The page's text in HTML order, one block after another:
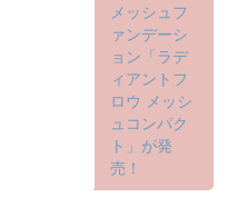
メッシュフ
ァンデーシ
ョン「ラデ
ィアントフ
ロウ メッシ
ュコンパク
ト」が発
売！